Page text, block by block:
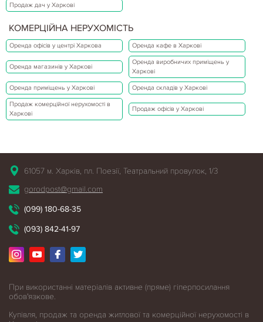
Продаж дач у Харкові
КОМЕРЦІЙНА НЕРУХОМІСТЬ
Оренда офісів у центрі Харкова Оренда кафе в Харкові
Оренда магазинів у Харкові
Оренда виробничих приміщень у
Харкові
Оренда приміщень у Харкові Оренда складів у Харкові
Продаж комерційної нерухомості в
Харкові
Продаж офісів у Харкові
61057 м. Харків, пл. Поезії, Театральний провулок, 1/3
gorodpost@gmail.com
(099) 180-68-35
(093) 842-41-97
При використанні матеріалів активне (пряме) гіперпосилання
обов'язкове.
Купівля, продаж та оренда житлової та комерційної нерухомості в